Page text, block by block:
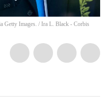
Getty Images. / Ira L. Black - Corbis